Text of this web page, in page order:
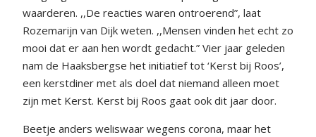
waarderen. ,,De reacties waren ontroerend”, laat
Rozemarijn van Dijk weten. ,,Mensen vinden het echt zo
mooi dat er aan hen wordt gedacht.” Vier jaar geleden
nam de Haaksbergse het initiatief tot ‘Kerst bij Roos’,
een kerstdiner met als doel dat niemand alleen moet
zijn met Kerst. Kerst bij Roos gaat ook dit jaar door.
Beetje anders weliswaar wegens corona, maar het